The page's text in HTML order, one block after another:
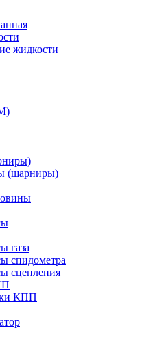
жидкости
(шарниры)
газа
спидометра
сцепления
КПП